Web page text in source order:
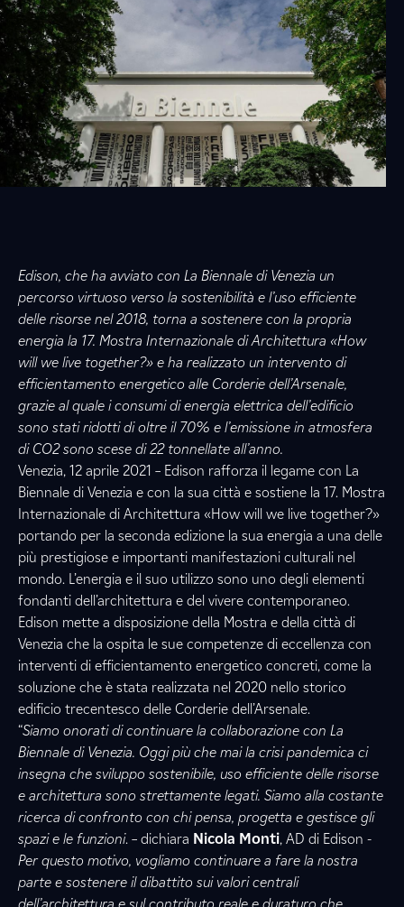
Edison, che ha avviato con La Biennale di Venezia un
percorso virtuoso verso la sostenibilità e l’uso efficiente
delle risorse nel 2018, torna a sostenere con la propria
energia la 17. Mostra Internazionale di Architettura «How
will we live together?» e ha realizzato un intervento di
efficientamento energetico alle Corderie dell’Arsenale,
grazie al quale i consumi di energia elettrica dell’edificio
sono stati ridotti di oltre il 70% e l’emissione in atmosfera
di CO2 sono scese di 22 tonnellate all’anno.
Venezia, 12 aprile 2021 – Edison rafforza il legame con La
Biennale di Venezia e con la sua città e sostiene la 17. Mostra
Internazionale di Architettura «How will we live together?»
portando per la seconda edizione la sua energia a una delle
più prestigiose e importanti manifestazioni culturali nel
mondo. L’energia e il suo utilizzo sono uno degli elementi
fondanti dell’architettura e del vivere contemporaneo.
Edison mette a disposizione della Mostra e della città di
Venezia che la ospita le sue competenze di eccellenza con
interventi di efficientamento energetico concreti, come la
soluzione che è stata realizzata nel 2020 nello storico
edificio trecentesco delle Corderie dell’Arsenale.
“Siamo onorati di continuare la collaborazione con La
Biennale di Venezia. Oggi più che mai la crisi pandemica ci
insegna che sviluppo sostenibile, uso efficiente delle risorse
e architettura sono strettamente legati. Siamo alla costante
ricerca di confronto con chi pensa, progetta e gestisce gli
spazi e le funzioni. – dichiara Nicola Monti, AD di Edison -
Per questo motivo, vogliamo continuare a fare la nostra
parte e sostenere il dibattito sui valori centrali